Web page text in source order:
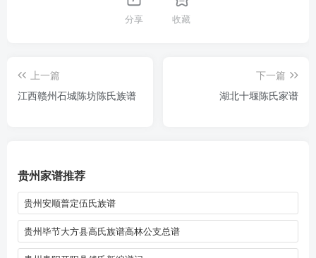
分享 收藏
上一篇
江西赣州石城陈坊陈氏族谱
下一篇
湖北十堰陈氏家谱
贵州家谱推荐
贵州安顺普定伍氏族谱
贵州毕节大方县高氏族谱高林公支总谱